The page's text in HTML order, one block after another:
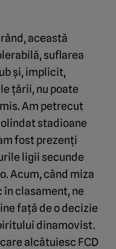
această
suflarea
și, implicit,
țării, nu poate
Am petrecut
stadioane
fost prezenți
ligii secunde
Acum, când miza
în clasament, ne
față de o decizie
dinamovist.
alcătuiesc FCD